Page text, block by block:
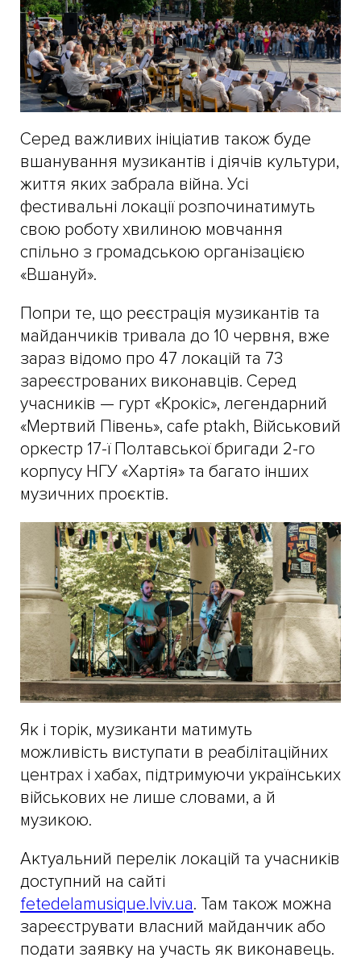
Серед важливих ініціатив також буде
вшанування музикантів і діячів культури,
життя яких забрала війна. Усі
фестивальні локації розпочинатимуть
свою роботу хвилиною мовчання
спільно з громадською організацією
«Вшануй».
Попри те, що реєстрація музикантів та
майданчиків тривала до 10 червня, вже
зараз відомо про 47 локацій та 73
зареєстрованих виконавців. Серед
учасників — гурт «Крокіс», легендарний
«Мертвий Півень», cafe ptakh, Військовий
оркестр 17-ї Полтавської бригади 2-го
корпусу НГУ «Хартія» та багато інших
музичних проєктів.
Як і торік, музиканти матимуть
можливість виступати в реабілітаційних
центрах і хабах, підтримуючи українських
військових не лише словами, а й
музикою.
Актуальний перелік локацій та учасників
доступний на сайті
fetedelamusique.lviv.ua. Там також можна
зареєструвати власний майданчик або
подати заявку на участь як виконавець.